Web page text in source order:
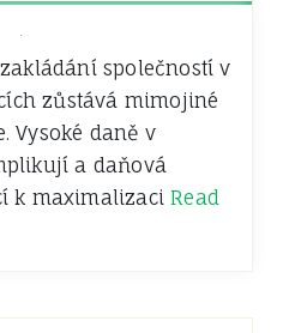
společností v
zůstává mimojiné
Vysoké daně v
a daňová
k maximalizaciRead